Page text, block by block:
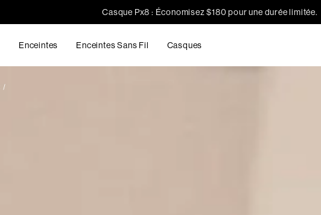
Casque Px8 : Économisez $180 pour une durée limitée.
Enceintes Enceintes Sans Fil Casques